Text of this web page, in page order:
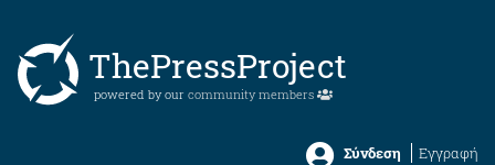
ThePressProject
powered by our community members
Σύνδεση Εγγραφή